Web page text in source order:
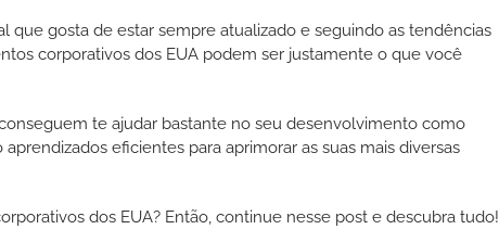
que gosta de estar sempre atualizado e seguindo as tendências
corporativos dos EUA podem ser justamente o que você
te ajudar bastante no seu desenvolvimento como
eficientes para aprimorar as suas mais diversas
dos EUA? Então, continue nesse post e descubra tudo!